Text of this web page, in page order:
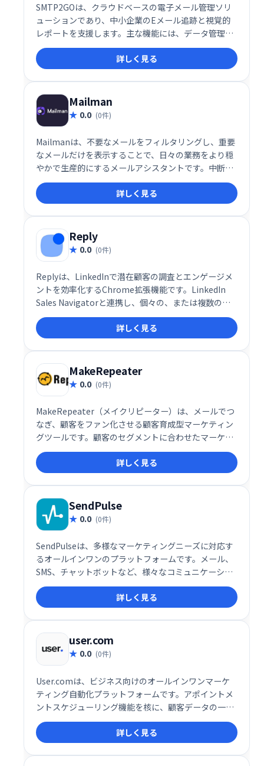
SMTP2GOは、クラウドベースの電子メール管理ソリ
ューションであり、中小企業のEメール追跡と視覚的
レポートを支援します。主な機能には、データ管理、
電子メールモニタリング、ブラックリスト、品質テス
ト、記録管理、電子メール認証、APIなどがありま
す。
詳しく見る
Mailman
0.0 (0件)
Mailmanは、不要なメールをフィルタリングし、重要
なメールだけを表示することで、日々の業務をより穏
やかで生産的にするメールアシスタントです。中断を
最小限に抑え、集中力を高め、効率的なメール管理を
実現します。 煩わしいメールに邪魔されることなく、
大切な業務に集中しましょう。
詳しく見る
Reply
0.0 (0件)
Replyは、LinkedInで潜在顧客の調査とエンゲージメ
ントを効率化するChrome拡張機能です。LinkedIn
Sales Navigatorと連携し、個々の、または複数の見
込み客のメールアドレスを迅速かつ簡単に検索・確認
できます。営業活動の効率化に役立つツールです。
詳しく見る
MakeRepeater
0.0 (0件)
MakeRepeater（メイクリピーター）は、メールでつ
なぎ、顧客をファン化させる顧客育成型マーケティン
グツールです。顧客のセグメントに合わせたマーケテ
ィングアプローチが可能です。Makeshopとの連携が
できます。
詳しく見る
SendPulse
0.0 (0件)
SendPulseは、多様なマーケティングニーズに対応す
るオールインワンのプラットフォームです。メール、
SMS、チャットボットなど、様々なコミュニケーショ
ンチャネルを活用したマーケティングキャンペーンを
効率的に実行できます。ユーザーフレンドリーなイン
ターフェースで、初心者にも簡単に利用可能。顧客エ
ンゲージメントを高め、ビジネス成長を促進します。
詳細な分析機能も搭載し、効果測定も容易です。
詳しく見る
user.com
0.0 (0件)
User.comは、ビジネス向けのオールインワンマーケ
ティング自動化プラットフォームです。アポイントメ
ントスケジューリング機能を核に、顧客データの一元
管理でエンゲージメントとコンバージョン率向上を実
現します。様々なコミュニケーションチャネルを統合
し、効率的な顧客接点を促進。予約スケジュールの最
適化で、ビジネス成長を支援します。
詳しく見る